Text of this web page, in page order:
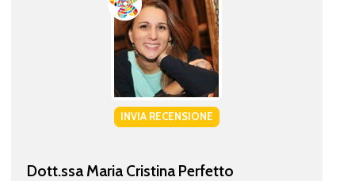
INVIA RECENSIONE
Dott.ssa Maria Cristina Perfetto